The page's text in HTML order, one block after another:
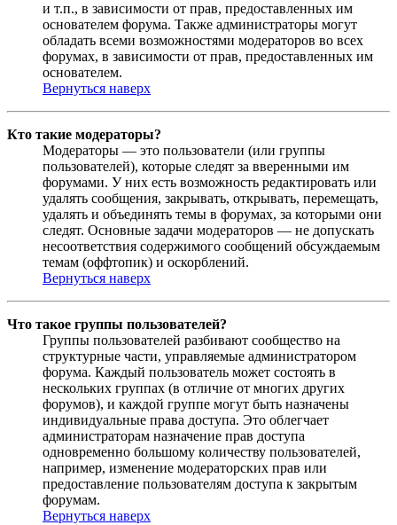
и т.п., в зависимости от прав, предоставленных им
основателем форума. Также администраторы могут
обладать всеми возможностями модераторов во всех
форумах, в зависимости от прав, предоставленных им
основателем.
Вернуться наверх
Кто такие модераторы?
Модераторы — это пользователи (или группы
пользователей), которые следят за вверенными им
форумами. У них есть возможность редактировать или
удалять сообщения, закрывать, открывать, перемещать,
удалять и объединять темы в форумах, за которыми они
следят. Основные задачи модераторов — не допускать
несоответствия содержимого сообщений обсуждаемым
темам (оффтопик) и оскорблений.
Вернуться наверх
Что такое группы пользователей?
Группы пользователей разбивают сообщество на
структурные части, управляемые администратором
форума. Каждый пользователь может состоять в
нескольких группах (в отличие от многих других
форумов), и каждой группе могут быть назначены
индивидуальные права доступа. Это облегчает
администраторам назначение прав доступа
одновременно большому количеству пользователей,
например, изменение модераторских прав или
предоставление пользователям доступа к закрытым
форумам.
Вернуться наверх